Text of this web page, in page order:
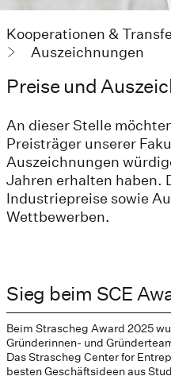
Kooperationen &
Auszeichnungen
Preise und
An dieser Stelle
Preisträger unserer
Auszeichnungen
Jahren erhalten haben.
Industriepreise sowie
Wettbewerben.
Sieg beim SCE
Beim Strascheg Award 2025
Gründerinnen- und
Das Strascheg Center for
besten Geschäftsideen aus